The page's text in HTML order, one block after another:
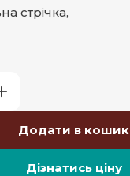
стрічка,
Додати в кошик
Дізнатись ціну